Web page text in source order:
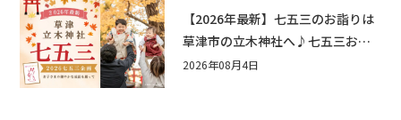
【2026年最新】七五三のお詣りは
草津市の立木神社へ♪七五三お祝
い企画をご紹介！
2026年08月4日